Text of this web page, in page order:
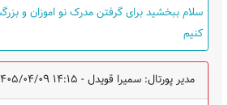
سلام ببخشید برای گرفتن مدرک نو اموزان و
کنیم
مدیر پورتال: سمیرا قویدل - 04/09 14:15